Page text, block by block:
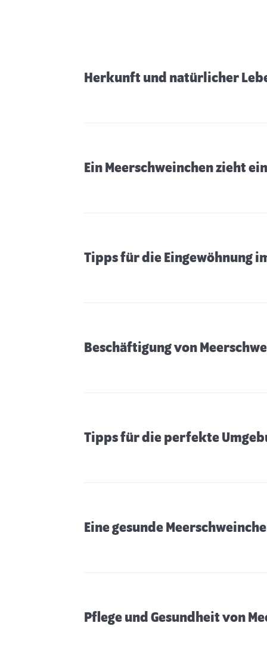
eignen sich Steckrüben, Petersilie, Fenchel und
Herkunft und natürlicher
Ein Meerschweinchen zieht
Tipps für die Eingewöhnung
Beschäftigung von
Tipps für die perfekte
Eine gesunde
Pflege und Gesundheit von